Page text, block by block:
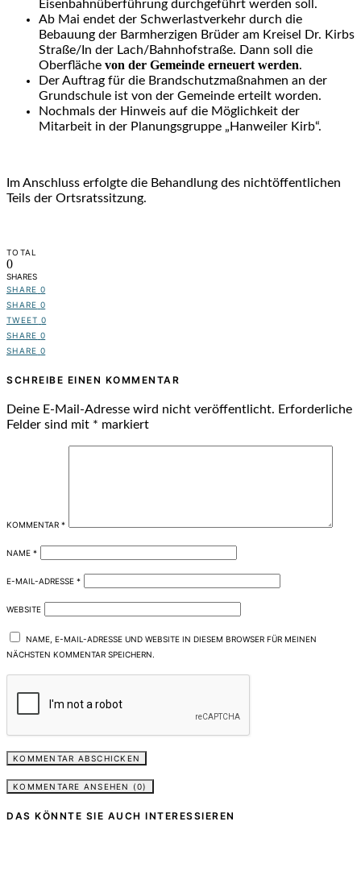
Eisenbahnüberführung durchgeführt werden soll.
Ab Mai endet der Schwerlastverkehr durch die
Bebauung der Barmherzigen Brüder am Kreisel Dr. Kirbs
Straße/In der Lach/Bahnhofstraße. Dann soll die
Oberfläche von der Gemeinde erneuert werden.
Der Auftrag für die Brandschutzmaßnahmen an der
Grundschule ist von der Gemeinde erteilt worden.
Nochmals der Hinweis auf die Möglichkeit der
Mitarbeit in der Planungsgruppe „Hanweiler Kirb“.
Im Anschluss erfolgte die Behandlung des nichtöffentlichen
Teils der Ortsratssitzung.
TOTAL
0
SHARES
SHARE 0
SHARE 0
TWEET 0
SHARE 0
SHARE 0
SCHREIBE EINEN KOMMENTAR
Deine E-Mail-Adresse wird nicht veröffentlicht. Erforderliche
Felder sind mit * markiert
KOMMENTAR *
NAME *
E-MAIL-ADRESSE *
WEBSITE
NAME, E-MAIL-ADRESSE UND WEBSITE IN DIESEM BROWSER FÜR MEINEN
NÄCHSTEN KOMMENTAR SPEICHERN.
KOMMENTARE ANSEHEN (0)
DAS KÖNNTE SIE AUCH INTERESSIEREN